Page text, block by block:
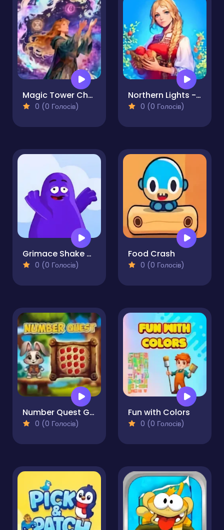
Magic Tower Challenge Your Memory
0 (0 Голосів)
Northern Lights - The Secret of the Forest
0 (0 Голосів)
Grimace Shake Draw and Erase
0 (0 Голосів)
Food Crash
0 (0 Голосів)
Number Quest Game
0 (0 Голосів)
Fun with Colors
0 (0 Голосів)